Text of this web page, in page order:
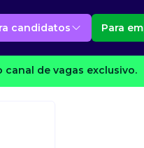
candidatos Para
canal de vagas exclusivo.